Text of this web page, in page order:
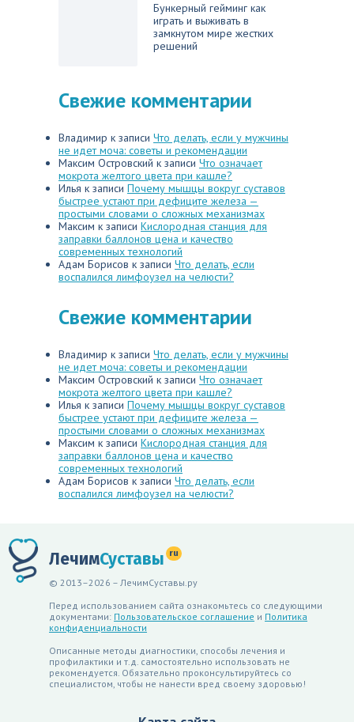
Бункерный гейминг как
играть и выживать в
замкнутом мире жестких
решений
Свежие комментарии
Владимир к записи Что делать, если у мужчины
не идет моча: советы и рекомендации
Максим Островский к записи Что означает
мокрота желтого цвета при кашле?
Илья к записи Почему мышцы вокруг суставов
быстрее устают при дефиците железа —
простыми словами о сложных механизмах
Максим к записи Кислородная станция для
заправки баллонов цена и качество
современных технологий
Адам Борисов к записи Что делать, если
воспалился лимфоузел на челюсти?
Свежие комментарии
Владимир к записи Что делать, если у мужчины
не идет моча: советы и рекомендации
Максим Островский к записи Что означает
мокрота желтого цвета при кашле?
Илья к записи Почему мышцы вокруг суставов
быстрее устают при дефиците железа —
простыми словами о сложных механизмах
Максим к записи Кислородная станция для
заправки баллонов цена и качество
современных технологий
Адам Борисов к записи Что делать, если
воспалился лимфоузел на челюсти?
ЛечимСуставы ru
© 2013–2026 – ЛечимСуставы.ру
Перед использованием сайта ознакомьтесь со следующими
документами: Пользовательское соглашение и Политика
конфиденциальности
Описанные методы диагностики, способы лечения и
профилактики и т.д. самостоятельно использовать не
рекомендуется. Обязательно проконсультируйтесь со
специалистом, чтобы не нанести вред своему здоровью!